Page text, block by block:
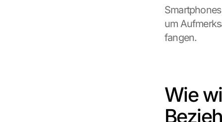
um
fangen.
Wie